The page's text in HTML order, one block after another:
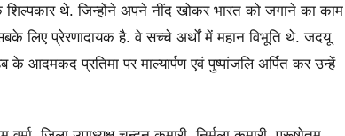
थे. जिन्होंने अपने नींद खोकर भारत को जगाने का काम
लिए प्रेरणादायक है. वे सच्चे अर्थों में महान विभूति थे. जदयू
आदमकद प्रतिमा पर माल्यार्पण एवं पुष्पांजलि अर्पित कर उन्हें